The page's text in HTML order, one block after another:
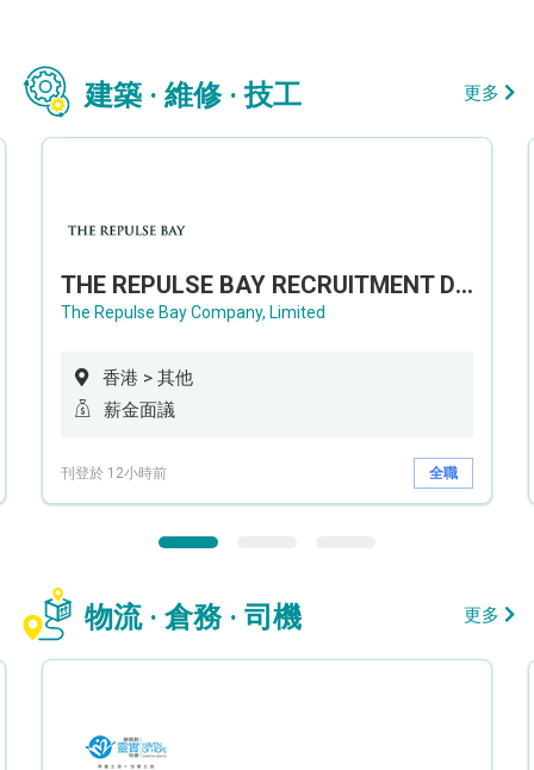
建築 · 維修 · 技工 更多
THE REPULSE BAY RECRUITMENT DAY 淺水灣影灣園人才招聘會
The Repulse Bay Company, Limited
香港 > 其他
薪金面議
刊登於 12小時前 全職
物流 · 倉務 · 司機 更多